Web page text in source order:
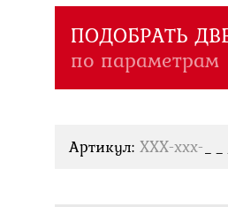
ПОДОБРАТЬ
по параметрам
Артикул: ХХХ-xxx-